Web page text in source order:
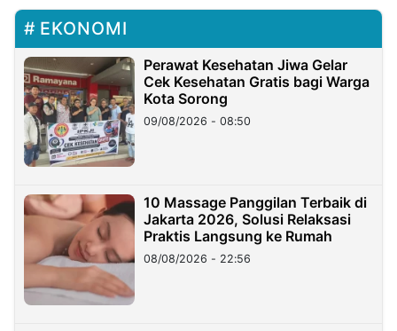
EKONOMI
Perawat Kesehatan Jiwa Gelar
Cek Kesehatan Gratis bagi Warga
Kota Sorong
09/08/2026 - 08:50
10 Massage Panggilan Terbaik di
Jakarta 2026, Solusi Relaksasi
Praktis Langsung ke Rumah
08/08/2026 - 22:56